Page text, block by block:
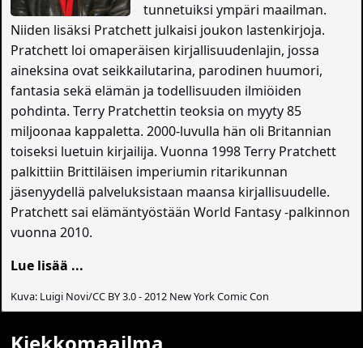
tunnetuiksi ympäri maailman.
Niiden lisäksi Pratchett julkaisi joukon lastenkirjoja.
Pratchett loi omaperäisen kirjallisuudenlajin, jossa
aineksina ovat seikkailutarina, parodinen huumori,
fantasia sekä elämän ja todellisuuden ilmiöiden
pohdinta. Terry Pratchettin teoksia on myyty 85
miljoonaa kappaletta. 2000-luvulla hän oli Britannian
toiseksi luetuin kirjailija. Vuonna 1998 Terry Pratchett
palkittiin Brittiläisen imperiumin ritarikunnan
jäsenyydellä palveluksistaan maansa kirjallisuudelle.
Pratchett sai elämäntyöstään World Fantasy -palkinnon
vuonna 2010.
Lue lisää ...
Kuva: Luigi Novi/CC BY 3.0 - 2012 New York Comic Con